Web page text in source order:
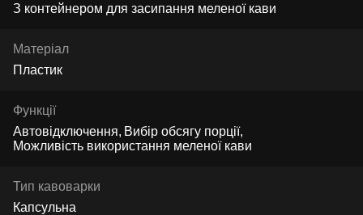
З контейнером для засипання меленої кави
Матеріал
Пластик
Функції
Автовідключення Вибір обсягу порції
Можливість використання меленої кави
Тип кавоварки
Капсульна